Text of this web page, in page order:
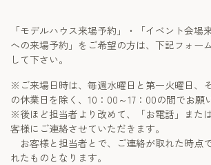
「モデルハウス来場予約」・「イベント会場
への来場予約」をご希望の方は、下記フォー
して下さい。
※ご来場日時は、毎週水曜日と第一火曜日、
の休業日を除く、10：00～17：00の間でお願
※後ほど担当者より改めて、「お電話」また
客様にご連絡させていただきます。
お客様と担当者とで、ご連絡が取れた時点
れたものとなります。